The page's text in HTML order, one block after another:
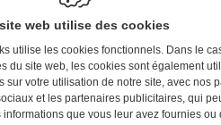
web utilise des cookies
utilise les cookies fonctionnels. Dans le
du site web, les cookies sont également
sur votre utilisation de notre site, avec nos
et les partenaires publicitaires, qui
que vous leur avez fournies ou